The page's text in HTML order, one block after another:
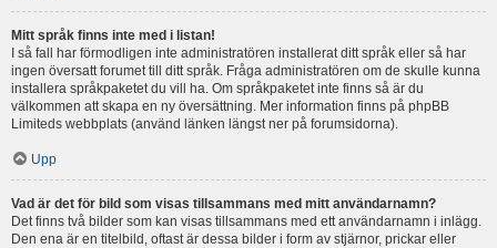
Mitt språk finns inte med i listan!
I så fall har förmodligen inte administratören installerat ditt språk eller så har
ingen översatt forumet till ditt språk. Fråga administratören om de skulle kunna
installera språkpaketet du vill ha. Om språkpaketet inte finns så är du
välkommen att skapa en ny översättning. Mer information finns på phpBB
Limiteds webbplats (använd länken längst ner på forumsidorna).
Upp
Vad är det för bild som visas tillsammans med mitt användarnamn?
Det finns två bilder som kan visas tillsammans med ett användarnamn i inlägg.
Den ena är en titelbild, oftast är dessa bilder i form av stjärnor, prickar eller